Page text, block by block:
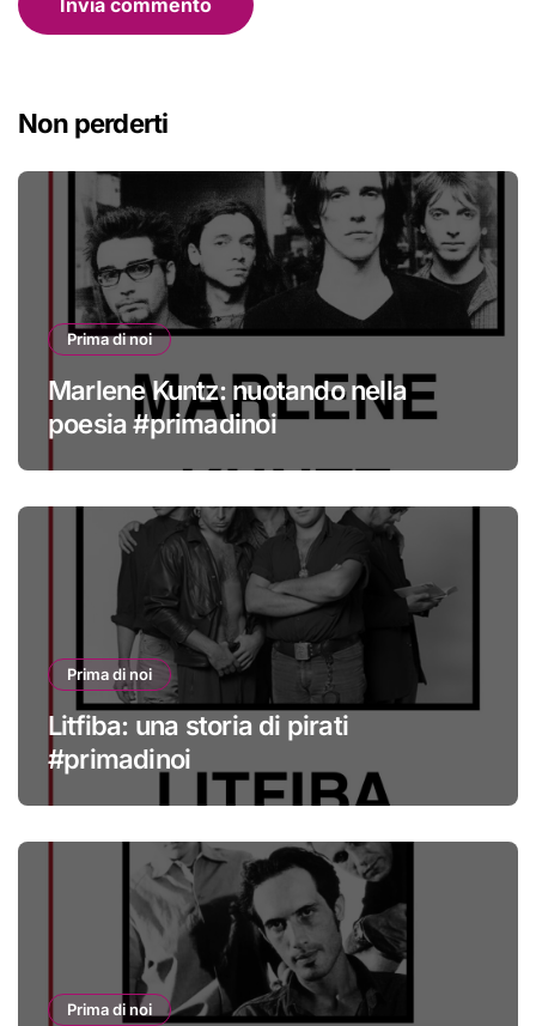
Non perderti
Prima di noi
Marlene Kuntz: nuotando nella
poesia #primadinoi
Prima di noi
Litfiba: una storia di pirati
#primadinoi
Prima di noi